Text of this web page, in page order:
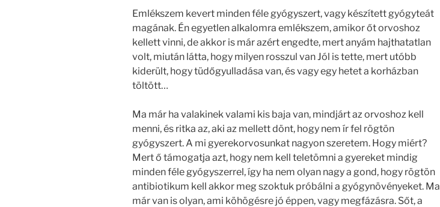
Emlékszem kevert minden féle gyógyszert, vagy készített gyógyteát
magának. Én egyetlen alkalomra emlékszem, amikor őt orvoshoz
kellett vinni, de akkor is már azért engedte, mert anyám hajthatatlan
volt, miután látta, hogy milyen rosszul van Jól is tette, mert utóbb
kiderült, hogy tüdőgyulladása van, és vagy egy hetet a korházban
töltött…
Ma már ha valakinek valami kis baja van, mindjárt az orvoshoz kell
menni, és ritka az, aki az mellett dönt, hogy nem ír fel rögtön
gyógyszert. A mi gyerekorvosunkat nagyon szeretem. Hogy miért?
Mert ő támogatja azt, hogy nem kell teletömni a gyereket mindig
minden féle gyógyszerrel, így ha nem olyan nagy a gond, hogy rögtön
antibiotikum kell akkor meg szoktuk próbálni a gyógynövényeket. Ma
már van is olyan, ami köhögésre jó éppen, vagy megfázásra. Sőt, a